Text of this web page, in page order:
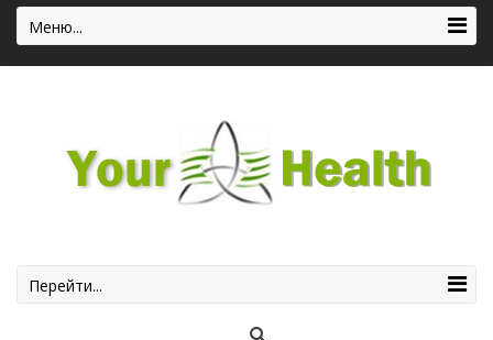
Меню...
Перейти...